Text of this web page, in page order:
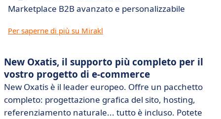
Marketplace B2B avanzato e personalizzabile
Per saperne di più su Mirakl
New Oxatis, il supporto più completo per il
vostro progetto di e-commerce
New Oxatis è il leader europeo. Offre un pacchetto
completo: progettazione grafica del sito, hosting,
referenziamento naturale... tutto è incluso. Potete